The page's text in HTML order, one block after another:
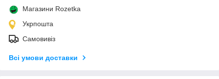
Магазини Rozetka
Укрпошта
Самовивіз
Всі умови доставки